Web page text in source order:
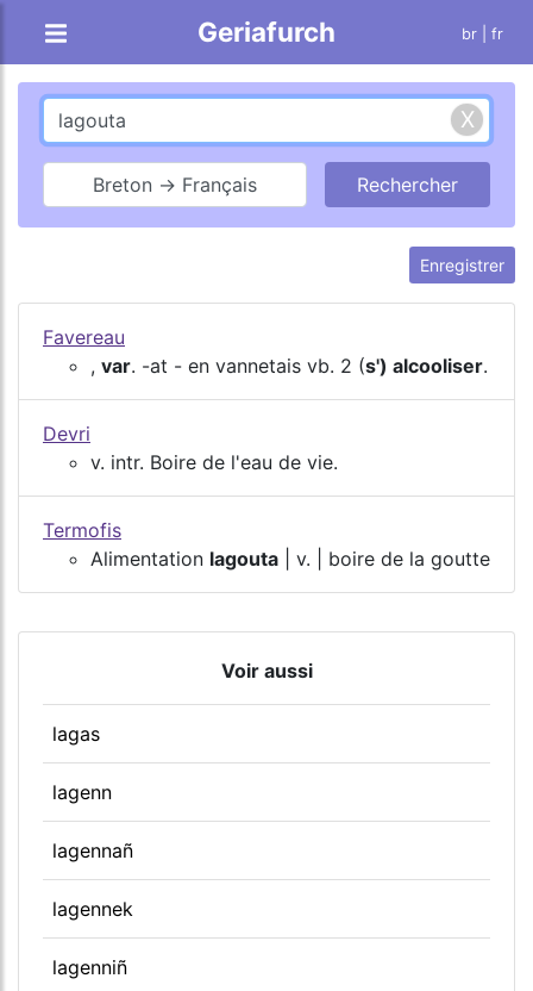
Geriafurch br | fr
Breton → Français
Enregistrer
Favereau
, var. -at - en vannetais vb. 2 (s') alcooliser.
Devri
v. intr. Boire de l'eau de vie.
Termofis
Alimentation lagouta | v. | boire de la goutte
Voir aussi
lagas
lagenn
lagennañ
lagennek
lagenniñ